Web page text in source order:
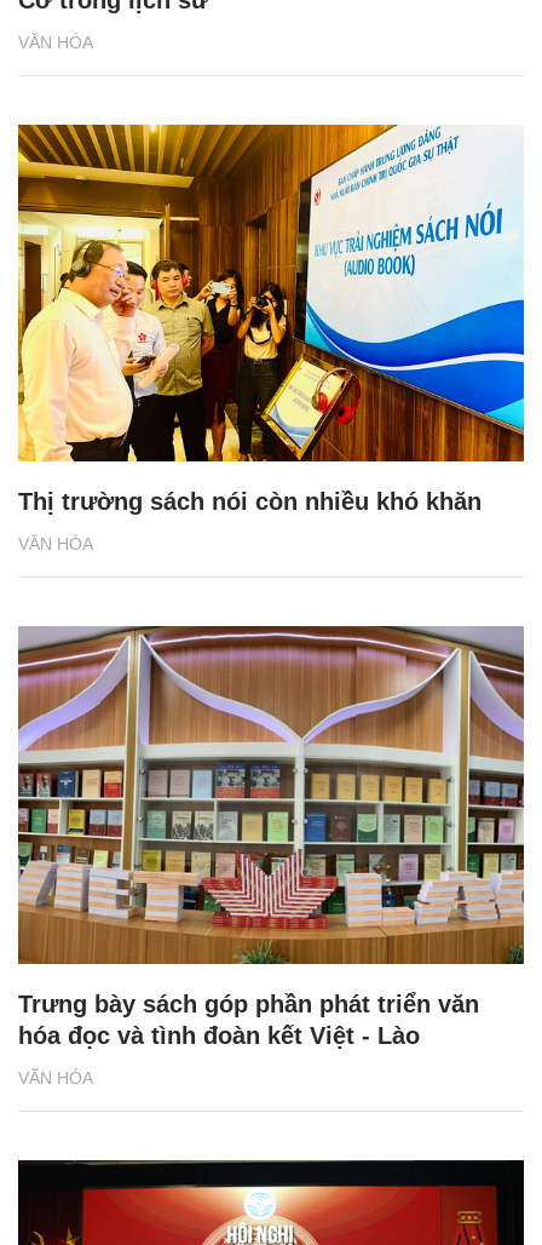
VĂN HÓA
VĂN HÓA
Thị trường sách nói còn nhiều khó khăn
VĂN HÓA
Trưng bày sách góp phần phát triển văn
hóa đọc và tình đoàn kết Việt - Lào